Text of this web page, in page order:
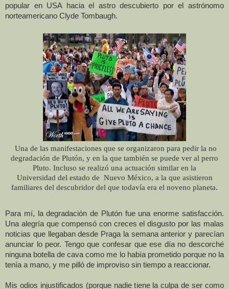
popular en USA hacia el astro descubierto por el astrónomo
norteamericano Clyde Tombaugh.
Una de las manifestaciones que se organizaron para pedir la no
degradación de Plutón, y en la que también se puede ver al perro
Pluto. Incluso se realizó una actuación similar en la
Universidad del estado de Nuevo México, a la que asistieron
familiares del descubridor del que todavía era el noveno planeta.
Para mí, la degradación de Plutón fue una enorme satisfacción.
Una alegría que compensó con creces el disgusto por las malas
noticias que llegaban desde Praga la semana anterior y parecían
anunciar lo peor. Tengo que confesar que ese día no descorché
ninguna botella de cava como me lo había prometido porque no la
tenía a mano, y me pilló de improviso sin tiempo a reaccionar.
Mis odios injustificados (porque nadie tiene la culpa de ser como